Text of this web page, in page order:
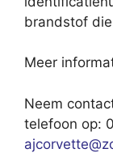
brandstof
Meer
Neem
telefoon op: